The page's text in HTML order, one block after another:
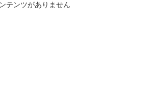
テンツがありません